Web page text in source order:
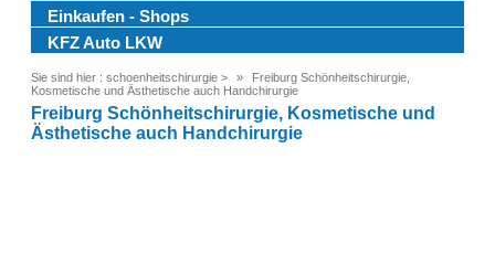
Einkaufen - Shops
KFZ Auto LKW
Sie sind hier : schoenheitschirurgie >
Freiburg Schönheitschirurgie,
Kosmetische und Ästhetische auch Handchirurgie
Freiburg Schönheitschirurgie, Kosmetische und
Ästhetische auch Handchirurgie